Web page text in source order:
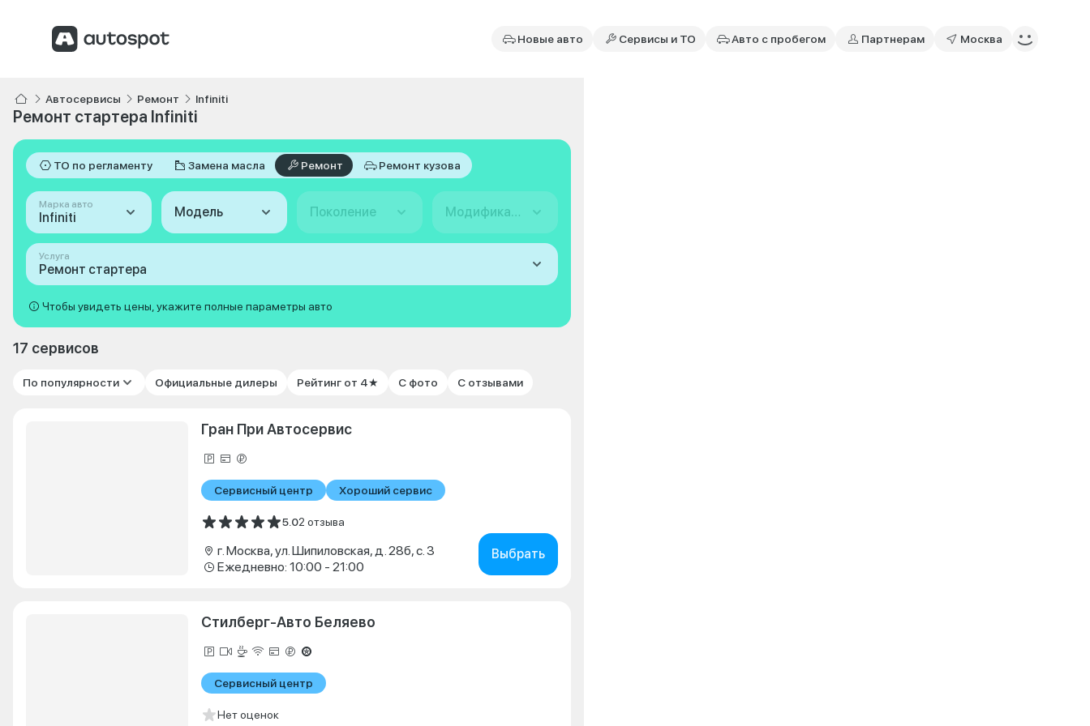
Новые авто Сервисы и ТО Авто с пробегом Партнерам Москва
Автосервисы Ремонт Infiniti
Ремонт стартера Infiniti
ТО по регламенту Замена масла Ремонт Ремонт кузова
Марка авто
Infiniti Модель Поколение Модификация
Услуга
Ремонт стартера
Чтобы увидеть цены, укажите полные параметры авто
17 сервисов
По популярности Официальные дилеры Рейтинг от 4★ С фото С отзывами
Гран При Автосервис
Сервисный центр Хороший сервис
5.02 отзыва
г. Москва, ул. Шипиловская, д. 28б, с. 3
Ежедневно: 10:00 - 21:00
Выбрать
Стилберг-Авто Беляево
Сервисный центр
Нет оценок